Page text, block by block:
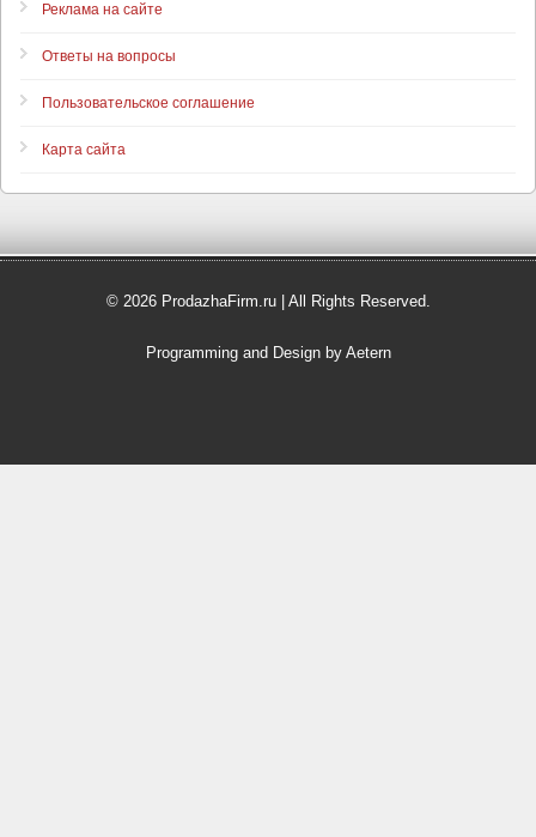
Реклама на сайте
Ответы на вопросы
Пользовательское соглашение
Карта сайта
© 2026 ProdazhaFirm.ru | All Rights Reserved.
Programming and Design by Aetern